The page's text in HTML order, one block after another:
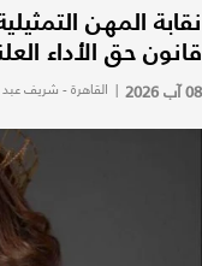
نقابة المهن
قانون حق الأداء
08 آب 2026 | القاهرة - شريف عبد